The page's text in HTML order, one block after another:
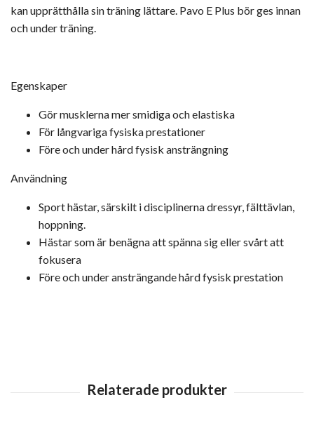
kan upprätthålla sin träning lättare. Pavo E Plus bör ges innan
och under träning.
Egenskaper
Gör musklerna mer smidiga och elastiska
För långvariga fysiska prestationer
Före och under hård fysisk ansträngning
Användning
Sport hästar, särskilt i disciplinerna dressyr, fälttävlan,
hoppning.
Hästar som är benägna att spänna sig eller svårt att
fokusera
Före och under ansträngande hård fysisk prestation